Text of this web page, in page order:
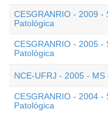
CESGRANRIO - 2009 -
Patológica
CESGRANRIO - 2005 -
Patológica
NCE-UFRJ - 2005 -
CESGRANRIO - 2004 -
Patológica